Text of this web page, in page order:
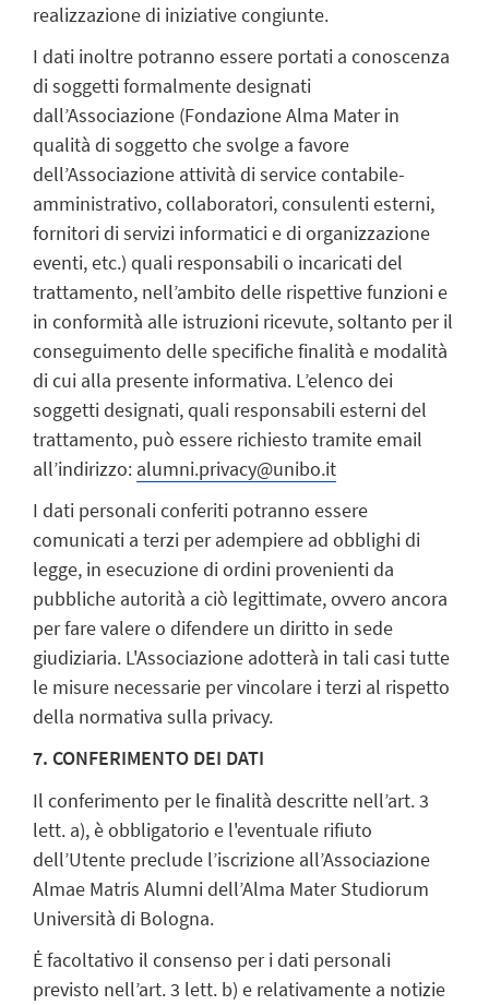
realizzazione di iniziative congiunte.
I dati inoltre potranno essere portati a conoscenza
di soggetti formalmente designati
dall’Associazione (Fondazione Alma Mater in
qualità di soggetto che svolge a favore
dell’Associazione attività di service contabile-
amministrativo, collaboratori, consulenti esterni,
fornitori di servizi informatici e di organizzazione
eventi, etc.) quali responsabili o incaricati del
trattamento, nell’ambito delle rispettive funzioni e
in conformità alle istruzioni ricevute, soltanto per il
conseguimento delle specifiche finalità e modalità
di cui alla presente informativa. L’elenco dei
soggetti designati, quali responsabili esterni del
trattamento, può essere richiesto tramite email
all’indirizzo: alumni.privacy@unibo.it
I dati personali conferiti potranno essere
comunicati a terzi per adempiere ad obblighi di
legge, in esecuzione di ordini provenienti da
pubbliche autorità a ciò legittimate, ovvero ancora
per fare valere o difendere un diritto in sede
giudiziaria. L'Associazione adotterà in tali casi tutte
le misure necessarie per vincolare i terzi al rispetto
della normativa sulla privacy.
7. CONFERIMENTO DEI DATI
Il conferimento per le finalità descritte nell’art. 3
lett. a), è obbligatorio e l'eventuale rifiuto
dell’Utente preclude l’iscrizione all’Associazione
Almae Matris Alumni dell’Alma Mater Studiorum
Università di Bologna.
Ė facoltativo il consenso per i dati personali
previsto nell’art. 3 lett. b) e relativamente a notizie